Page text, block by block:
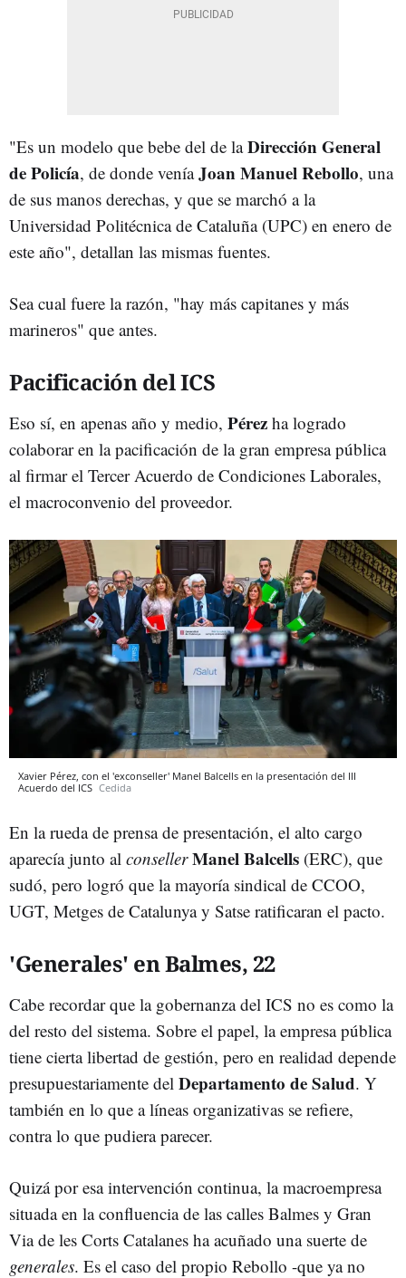
"Es un modelo que bebe del de laDirección General
de Policía, de donde veníaJoan Manuel Rebollo, una
de sus manos derechas, y que se marchó a la
Universidad Politécnica de Cataluña (UPC) en enero de
este año", detallan las mismas fuentes.
Sea cual fuere la razón, "hay más capitanes y más
marineros" que antes.
Pacificación del ICS
Eso sí, en apenas año y medio, Pérez ha logrado
colaborar en la pacificación de la gran empresa pública
al firmar el Tercer Acuerdo de Condiciones Laborales,
el macroconvenio del proveedor.
Xavier Pérez, con el 'exconseller' Manel Balcells en la presentación del III
Acuerdo del ICS Cedida
En la rueda de prensa de presentación, el alto cargo
aparecía junto al conseller Manel Balcells (ERC), que
sudó, pero logró que la mayoría sindical de CCOO,
UGT, Metges de Catalunya y Satse ratificaran el pacto.
'Generales' en Balmes, 22
Cabe recordar que la gobernanza del ICS no es como la
del resto del sistema. Sobre el papel, la empresa pública
tiene cierta libertad de gestión, pero en realidad depende
presupuestariamente del Departamento de Salud. Y
también en lo que a líneas organizativas se refiere,
contra lo que pudiera parecer.
Quizá por esa intervención continua, la macroempresa
situada en la confluencia de las calles Balmes y Gran
Via de les Corts Catalanes ha acuñado una suerte de
generales. Es el caso del propio Rebollo -que ya no